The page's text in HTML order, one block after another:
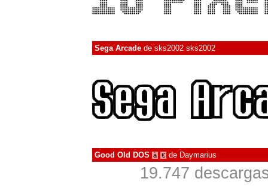
Sega Arcade de sks2002 sks2002
Good Old DOS à € de Daymarius
19.747